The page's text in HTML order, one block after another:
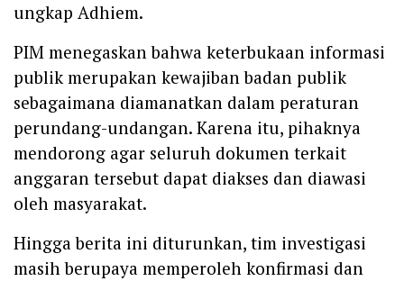
ungkap Adhiem.
PIM menegaskan bahwa keterbukaan informasi
publik merupakan kewajiban badan publik
sebagaimana diamanatkan dalam peraturan
perundang-undangan. Karena itu, pihaknya
mendorong agar seluruh dokumen terkait
anggaran tersebut dapat diakses dan diawasi
oleh masyarakat.
Hingga berita ini diturunkan, tim investigasi
masih berupaya memperoleh konfirmasi dan